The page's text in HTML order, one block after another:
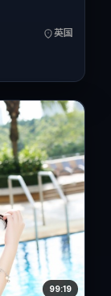
日 2022-
英国
99:19